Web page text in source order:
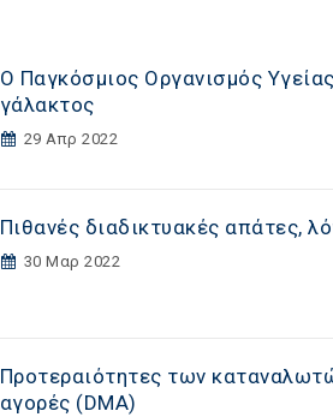
O Παγκόσμιος Οργανισμός
γάλακτος
29 Απρ 2022
Πιθανές διαδικτυακές απάτες,
30 Μαρ 2022
Προτεραιότητες των
αγορές (DΜA)